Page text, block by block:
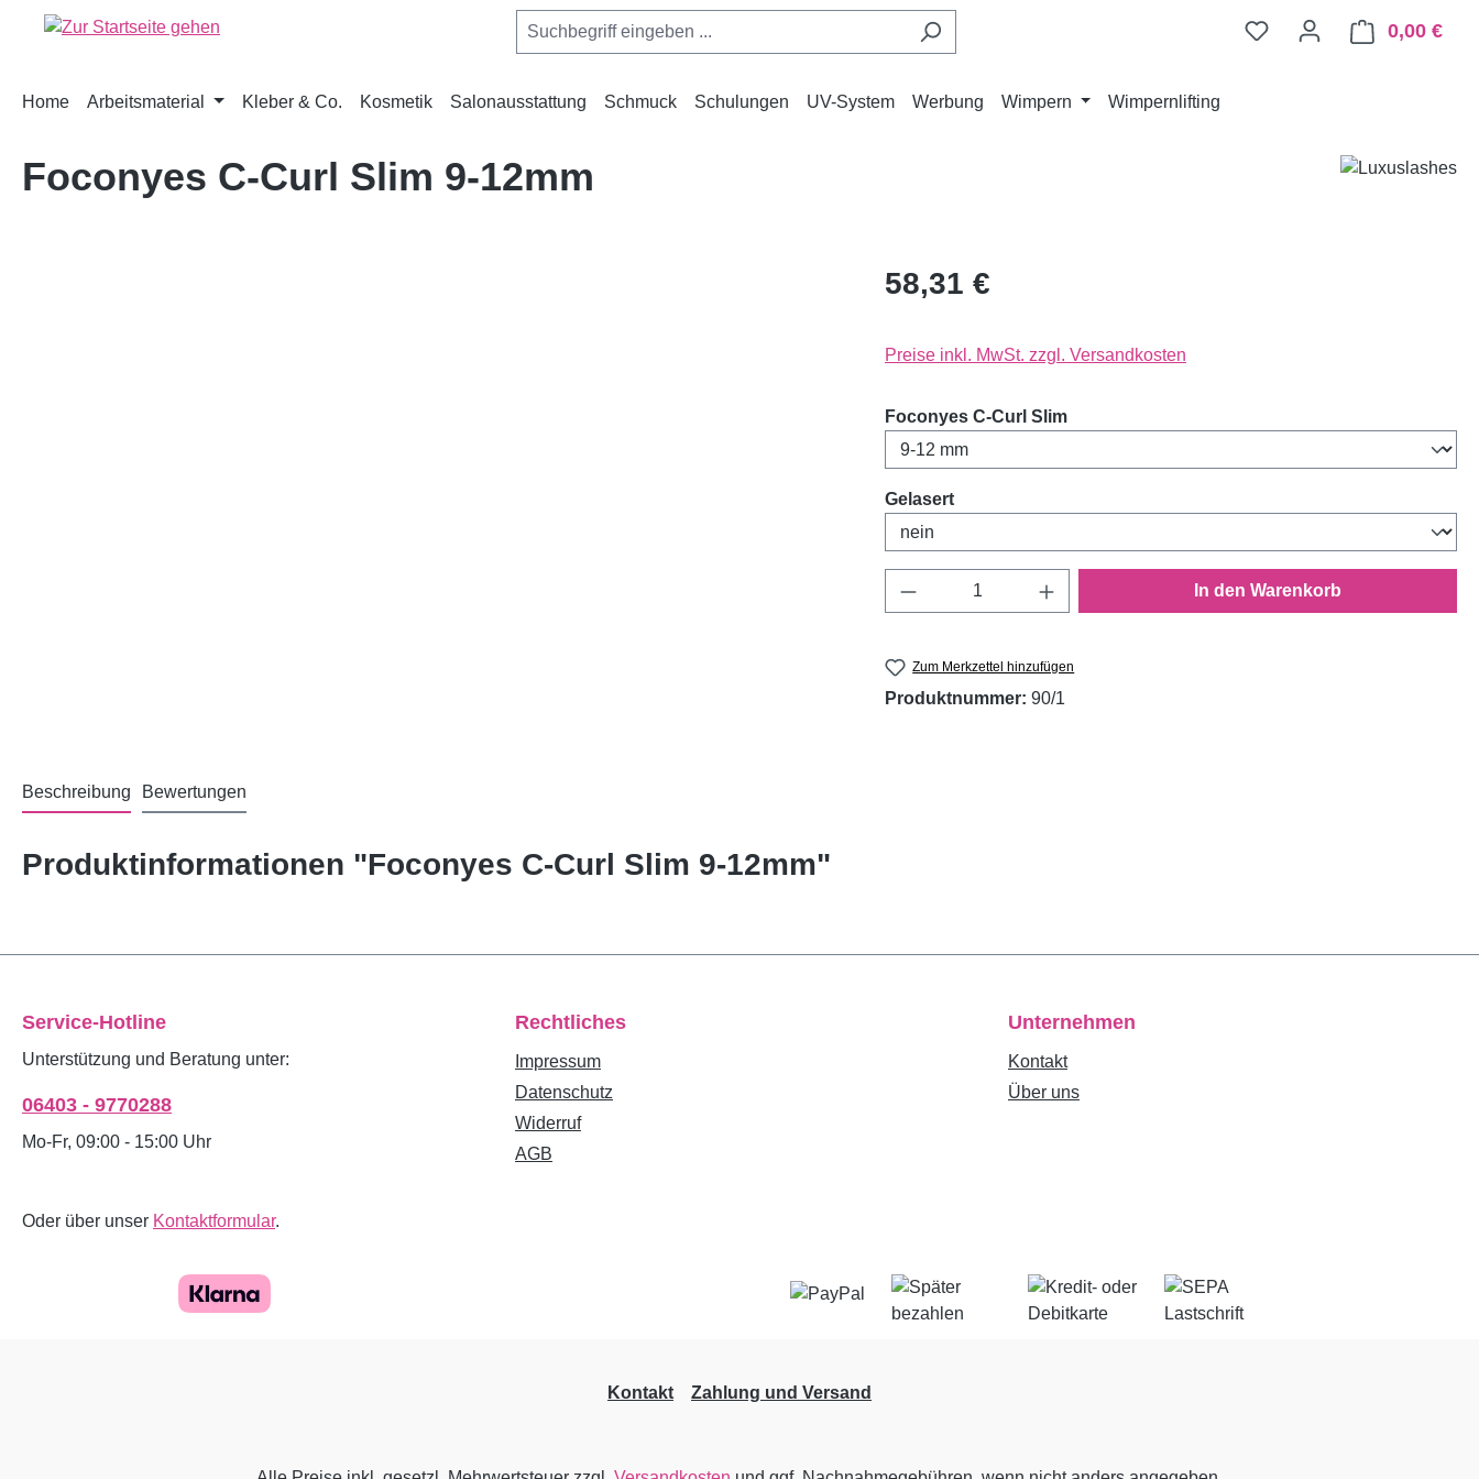
Zur Hauptnavigation springen 0,00 €
Home Arbeitsmaterial Kleber & Co. Kosmetik Salonausstattung Schmuck Schulungen UV-System Werbung Wimpern Wimpernlifting
Foconyes C-Curl Slim 9-12mm
58,31 €
Preise inkl. MwSt. zzgl. Versandkosten
Foconyes C-Curl Slimauswählen
Gelasertauswählen
Produkt Anzahl: Gib den gewünschten Wert ein
In den Warenkorb
Zum Merkzettel hinzufügen
Produktnummer: 90/1
Beschreibung Bewertungen
Produktinformationen "Foconyes C-Curl Slim 9-12mm"
Service-Hotline
Unterstützung und Beratung unter:
06403 - 9770288
Mo-Fr, 09:00 - 15:00 Uhr
Oder über unser Kontaktformular.
Rechtliches
Impressum
Datenschutz
Widerruf
AGB
Unternehmen
Kontakt
Über uns
Kontakt Zahlung und Versand